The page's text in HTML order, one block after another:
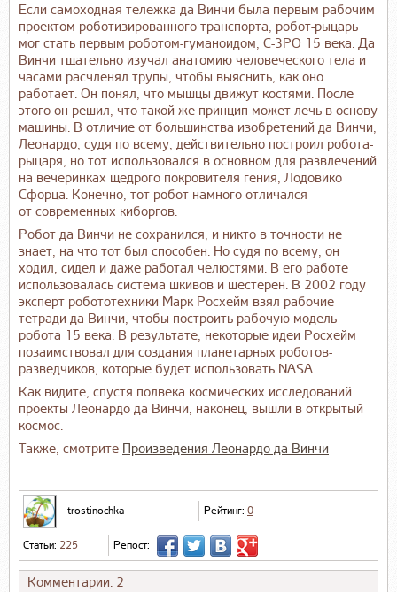
Если самоходная тележка да Винчи была первым рабочим
проектом роботизированного транспорта, робот-рыцарь
мог стать первым роботом-гуманоидом, C-3PO 15 века. Да
Винчи тщательно изучал анатомию человеческого тела и
часами расчленял трупы, чтобы выяснить, как оно
работает. Он понял, что мышцы движут костями. После
этого он решил, что такой же принцип может лечь в основу
машины. В отличие от большинства изобретений да Винчи,
Леонардо, судя по всему, действительно построил робота-
рыцаря, но тот использовался в основном для развлечений
на вечеринках щедрого покровителя гения, Лодовико
Сфорца. Конечно, тот робот намного отличался
от современных киборгов.
Робот да Винчи не сохранился, и никто в точности не
знает, на что тот был способен. Но судя по всему, он
ходил, сидел и даже работал челюстями. В его работе
использовалась система шкивов и шестерен. В 2002 году
эксперт робототехники Марк Росхейм взял рабочие
тетради да Винчи, чтобы построить рабочую модель
робота 15 века. В результате, некоторые идеи Росхейм
позаимствовал для создания планетарных роботов-
разведчиков, которые будет использовать NASA.
Как видите, спустя полвека космических исследований
проекты Леонардо да Винчи, наконец, вышли в открытый
космос.
Также, смотрите Произведения Леонардо да Винчи
trostinochka Рейтинг: 0
Статьи: 225 Репост:
Комментарии: 2